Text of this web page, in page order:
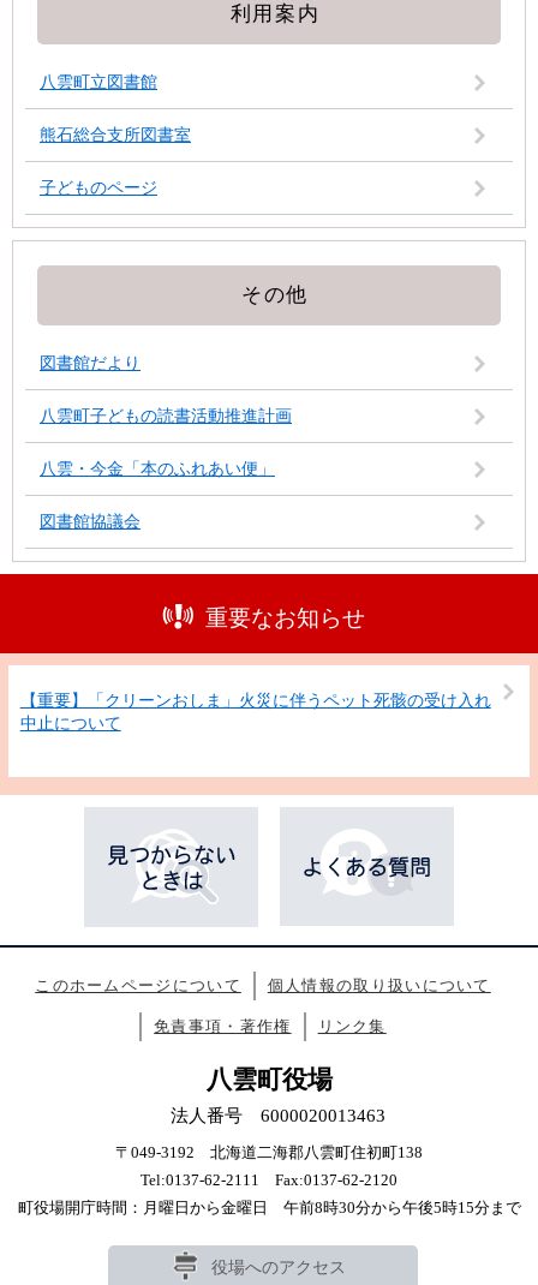
利用案内
八雲町立図書館
熊石総合支所図書室
子どものページ
その他
図書館だより
八雲町子どもの読書活動推進計画
八雲・今金「本のふれあい便」
図書館協議会
重要なお知らせ
【重要】「クリーンおしま」火災に伴うペット死骸の受け入れ
中止について
このホームページについて 個人情報の取り扱いについて
免責事項・著作権 リンク集
八雲町役場
法人番号 6000020013463
〒049-3192 北海道二海郡八雲町住初町138
Tel:0137-62-2111 Fax:0137-62-2120
町役場開庁時間：月曜日から金曜日 午前8時30分から午後5時15分まで
役場へのアクセス